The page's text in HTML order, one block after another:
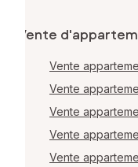
Vente
Vente
Vente
Vente
Vente
Vente